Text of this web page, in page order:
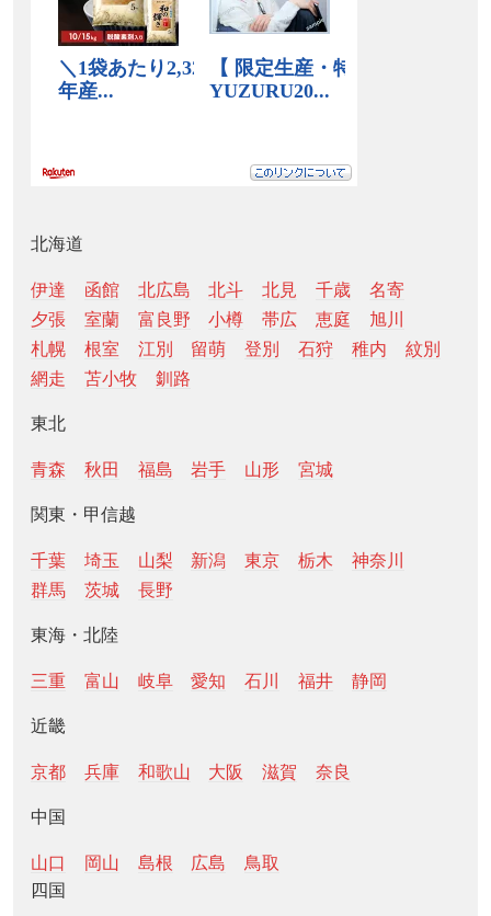
北海道
伊達 函館 北広島 北斗 北見 千歳
名寄
夕張
室蘭 富良野 小樽 帯広 恵庭
旭川
札幌
根室 江別 留萌 登別 石狩 稚内
紋別
網走
苫小牧 釧路
東北
青森 秋田 福島 岩手 山形 宮城
関東・甲信越
千葉 埼玉 山梨 新潟 東京 栃木
神奈川
群馬
茨城 長野
東海・北陸
三重 富山 岐阜 愛知 石川 福井 静岡
近畿
京都 兵庫 和歌山 大阪 滋賀 奈良
中国
山口 岡山 島根 広島
鳥取
四国